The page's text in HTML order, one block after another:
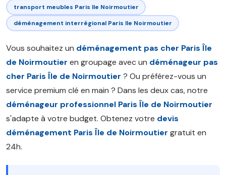
transport meubles Paris Ile Noirmoutier
déménagement interrégional Paris Ile Noirmoutier
Vous souhaitez un déménagement pas cher Paris Île
de Noirmoutier en groupage avec un déménageur pas
cher Paris Île de Noirmoutier ? Ou préférez-vous un
service premium clé en main ? Dans les deux cas, notre
déménageur professionnel Paris Île de Noirmoutier
s'adapte à votre budget. Obtenez votre devis
déménagement Paris Île de Noirmoutier gratuit en
24h.